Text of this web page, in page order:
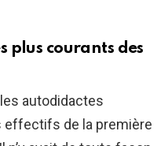
plus courants des
autodidactes
effectifs de la première